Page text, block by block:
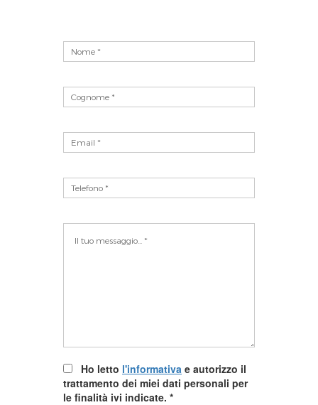
Ho letto l'informativa e autorizzo il
trattamento dei miei dati personali per
le finalità ivi indicate. *